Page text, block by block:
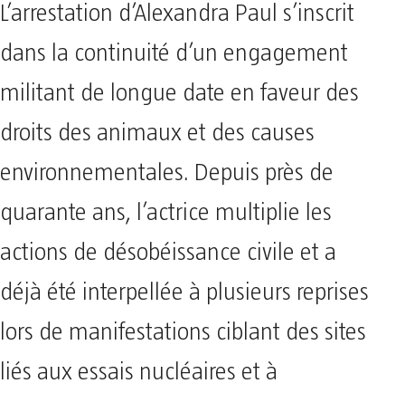
L’arrestation d’Alexandra Paul s’inscrit
dans la continuité d’un engagement
militant de longue date en faveur des
droits des animaux et des causes
environnementales. Depuis près de
quarante ans, l’actrice multiplie les
actions de désobéissance civile et a
déjà été interpellée à plusieurs reprises
lors de manifestations ciblant des sites
liés aux essais nucléaires et à